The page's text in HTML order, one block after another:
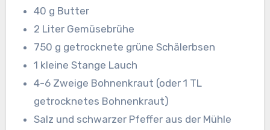
40 g Butter
2 Liter Gemüsebrühe
750 g getrocknete grüne Schälerbsen
1 kleine Stange Lauch
4-6 Zweige Bohnenkraut (oder 1 TL
getrocknetes Bohnenkraut)
Salz und schwarzer Pfeffer aus der Mühle